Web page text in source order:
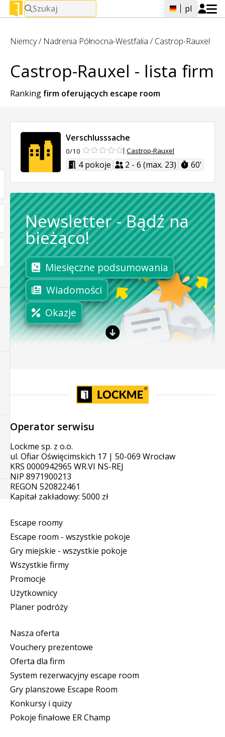
Szukaj pl
Niemcy/ Nadrenia Północna-Westfalia /Castrop-Rauxel
Castrop-Rauxel - lista firm
Ranking firm oferujących escape room
Verschlusssache
0/10 Castrop-Rauxel
4 pokoje 2 - 6 (max. 23) 60'
Newsletter -Bądź na
bieżąco!
Miesięczne podsumowania
Wiadomości
Okazje
Operator serwisu
Lockme sp. z o.o.
ul. Ofiar Oświęcimskich 17 | 50-069 Wrocław
KRS 0000942965 WR.VI NS-REJ
NIP 8971900213
REGON 520822461
Kapitał zakładowy: 5000 zł
Escape roomy
Escape room - wszystkie pokoje
Gry miejskie - wszystkie pokoje
Wszystkie firmy
Promocje
Użytkownicy
Planer podróży
Nasza oferta
Vouchery prezentowe
Oferta dla firm
System rezerwacyjny escape room
Gry planszowe Escape Room
Konkursy i quizy
Pokoje finałowe ER Champ